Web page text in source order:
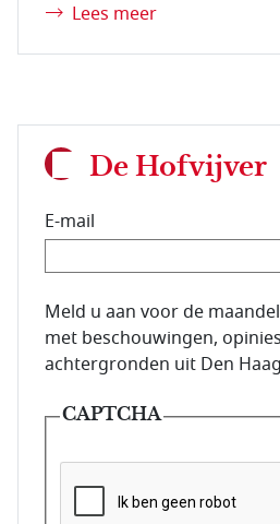
Lees meer
De Hofvijver
E-mail
E-mailadres van de abonnee.
Meld u aan voor de
met beschouwingen,
achtergronden uit Den
CAPTCHA